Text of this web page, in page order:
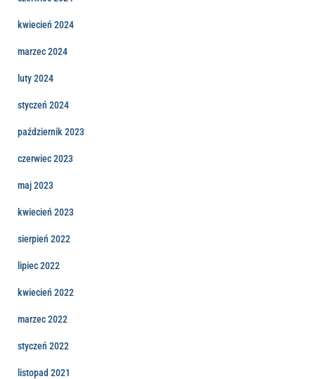
kwiecień 2024
marzec 2024
luty 2024
styczeń 2024
październik 2023
czerwiec 2023
maj 2023
kwiecień 2023
sierpień 2022
lipiec 2022
kwiecień 2022
marzec 2022
styczeń 2022
listopad 2021